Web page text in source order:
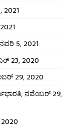
5, 2021
23, 2020
29, 2020
ನವೆಂಬರ್ 29,